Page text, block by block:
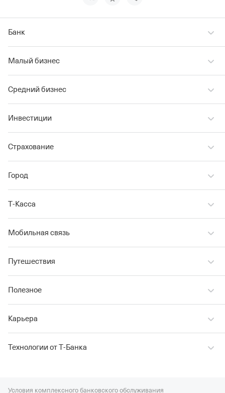
Банк
Малый бизнес
Средний бизнес
Инвестиции
Страхование
Город
Т‑Касса
Мобильная связь
Путешествия
Полезное
Карьера
Технологии от Т‑Банка
Условия комплексного банковского обслуживания